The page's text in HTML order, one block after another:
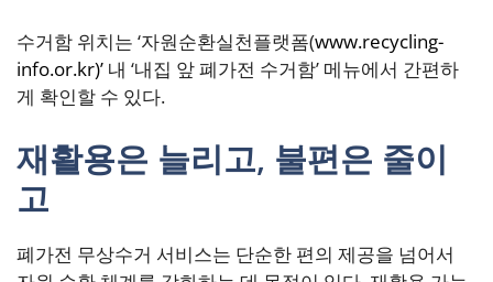
수거함 위치는 ‘자원순환실천플랫폼(www.recycling-
info.or.kr)’ 내 ‘내집 앞 폐가전 수거함’ 메뉴에서 간편하
게 확인할 수 있다.
재활용은 늘리고, 불편은 줄이
고
폐가전 무상수거 서비스는 단순한 편의 제공을 넘어서